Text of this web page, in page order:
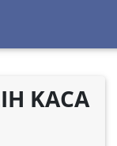
KACA